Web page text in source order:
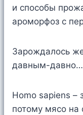
и способы
ароморфоз с
Зарождалось
давным-давно…
Homo sapiens –
потому мясо на